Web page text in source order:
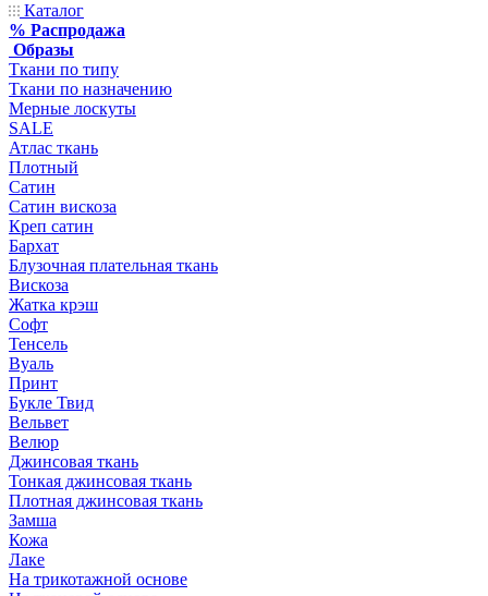
Каталог
% Распродажа
Образы
Ткани по типу
Ткани по назначению
Мерные лоскуты
SALE
Атлас ткань
Плотный
Сатин
Сатин вискоза
Креп сатин
Бархат
Блузочная плательная ткань
Вискоза
Жатка крэш
Софт
Тенсель
Вуаль
Принт
Букле Твид
Вельвет
Велюр
Джинсовая ткань
Тонкая джинсовая ткань
Плотная джинсовая ткань
Замша
Кожа
Лаке
На трикотажной основе